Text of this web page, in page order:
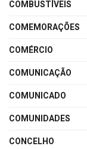
COMBUSTÍVEIS
COMEMORAÇÕES
COMÉRCIO
COMUNICAÇÃO
COMUNICADO
COMUNIDADES
CONCELHO